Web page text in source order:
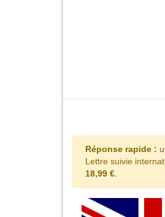
Réponse rapide :
Lettre suivie
18,99 €.